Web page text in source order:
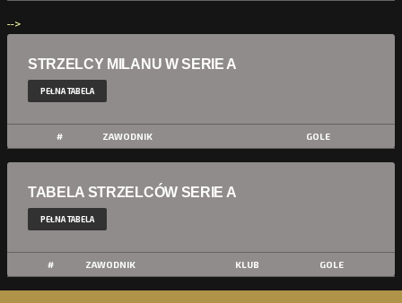
-->
STRZELCY MILANU W SERIE A
PEŁNA TABELA
# ZAWODNIK GOLE
TABELA STRZELCÓW SERIE A
PEŁNA TABELA
# ZAWODNIK KLUB GOLE